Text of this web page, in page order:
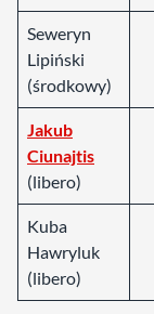
Seweryn
Lipiński
(środkowy)
Jakub
Ciunajtis
(libero)
Kuba
Hawryluk
(libero)